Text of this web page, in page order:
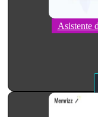
Asistente